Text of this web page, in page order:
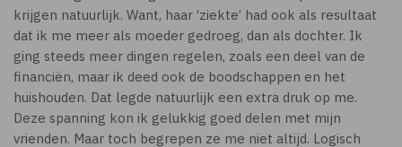
krijgen natuurlijk. Want, haar ‘ziekte’ had ook als resultaat
dat ik me meer als moeder gedroeg, dan als dochter. Ik
ging steeds meer dingen regelen, zoals een deel van de
financiën, maar ik deed ook de boodschappen en het
huishouden. Dat legde natuurlijk een extra druk op me.
Deze spanning kon ik gelukkig goed delen met mijn
vrienden. Maar toch begrepen ze me niet altijd. Logisch